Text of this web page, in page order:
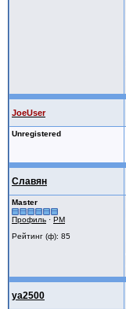
JoeUser
Unregistered
Славян
Master
Профиль · PM
Рейтинг (ф): 85
ya2500